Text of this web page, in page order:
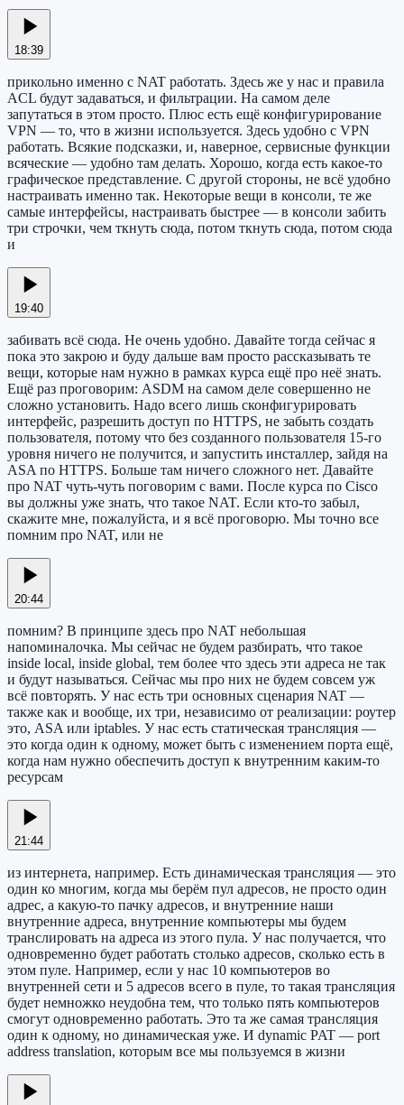
18:39
прикольно именно с NAT работать. Здесь же у нас и правила
ACL будут задаваться, и фильтрации. На самом деле
запутаться в этом просто. Плюс есть ещё конфигурирование
VPN — то, что в жизни используется. Здесь удобно с VPN
работать. Всякие подсказки, и, наверное, сервисные функции
всяческие — удобно там делать. Хорошо, когда есть какое-то
графическое представление. С другой стороны, не всё удобно
настраивать именно так. Некоторые вещи в консоли, те же
самые интерфейсы, настраивать быстрее — в консоли забить
три строчки, чем ткнуть сюда, потом ткнуть сюда, потом сюда
и
19:40
забивать всё сюда. Не очень удобно. Давайте тогда сейчас я
пока это закрою и буду дальше вам просто рассказывать те
вещи, которые нам нужно в рамках курса ещё про неё знать.
Ещё раз проговорим: ASDM на самом деле совершенно не
сложно установить. Надо всего лишь сконфигурировать
интерфейс, разрешить доступ по HTTPS, не забыть создать
пользователя, потому что без созданного пользователя 15-го
уровня ничего не получится, и запустить инсталлер, зайдя на
ASA по HTTPS. Больше там ничего сложного нет. Давайте
про NAT чуть-чуть поговорим с вами. После курса по Cisco
вы должны уже знать, что такое NAT. Если кто-то забыл,
скажите мне, пожалуйста, и я всё проговорю. Мы точно все
помним про NAT, или не
20:44
помним? В принципе здесь про NAT небольшая
напоминалочка. Мы сейчас не будем разбирать, что такое
inside local, inside global, тем более что здесь эти адреса не так
и будут называться. Сейчас мы про них не будем совсем уж
всё повторять. У нас есть три основных сценария NAT —
также как и вообще, их три, независимо от реализации: роутер
это, ASA или iptables. У нас есть статическая трансляция —
это когда один к одному, может быть с изменением порта ещё,
когда нам нужно обеспечить доступ к внутренним каким-то
ресурсам
21:44
из интернета, например. Есть динамическая трансляция — это
один ко многим, когда мы берём пул адресов, не просто один
адрес, а какую-то пачку адресов, и внутренние наши
внутренние адреса, внутренние компьютеры мы будем
транслировать на адреса из этого пула. У нас получается, что
одновременно будет работать столько адресов, сколько есть в
этом пуле. Например, если у нас 10 компьютеров во
внутренней сети и 5 адресов всего в пуле, то такая трансляция
будет немножко неудобна тем, что только пять компьютеров
смогут одновременно работать. Это та же самая трансляция
один к одному, но динамическая уже. И dynamic PAT — port
address translation, которым все мы пользуемся в жизни